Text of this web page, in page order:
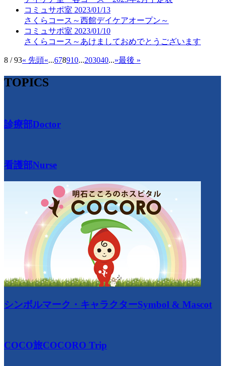
コミュサポ室 2023/01/13
さくらコース～西館デイケアオープン～
コミュサポ室 2023/01/10
さくらコース～あけましておめでとうございます
8 / 93« 先頭«...678910...203040...»最後 »
TOPICS
診療部Doctor
看護部Nurse
シンボルマーク・キャラクターSymbol & Mascot
COCO旅COCORO Trip